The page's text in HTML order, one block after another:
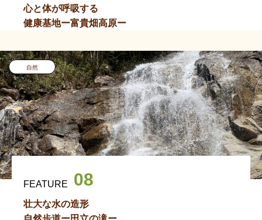
心と体が呼吸する
健康基地ー富貴畑高原ー
自然
FEATURE 08
壮大な水の造形